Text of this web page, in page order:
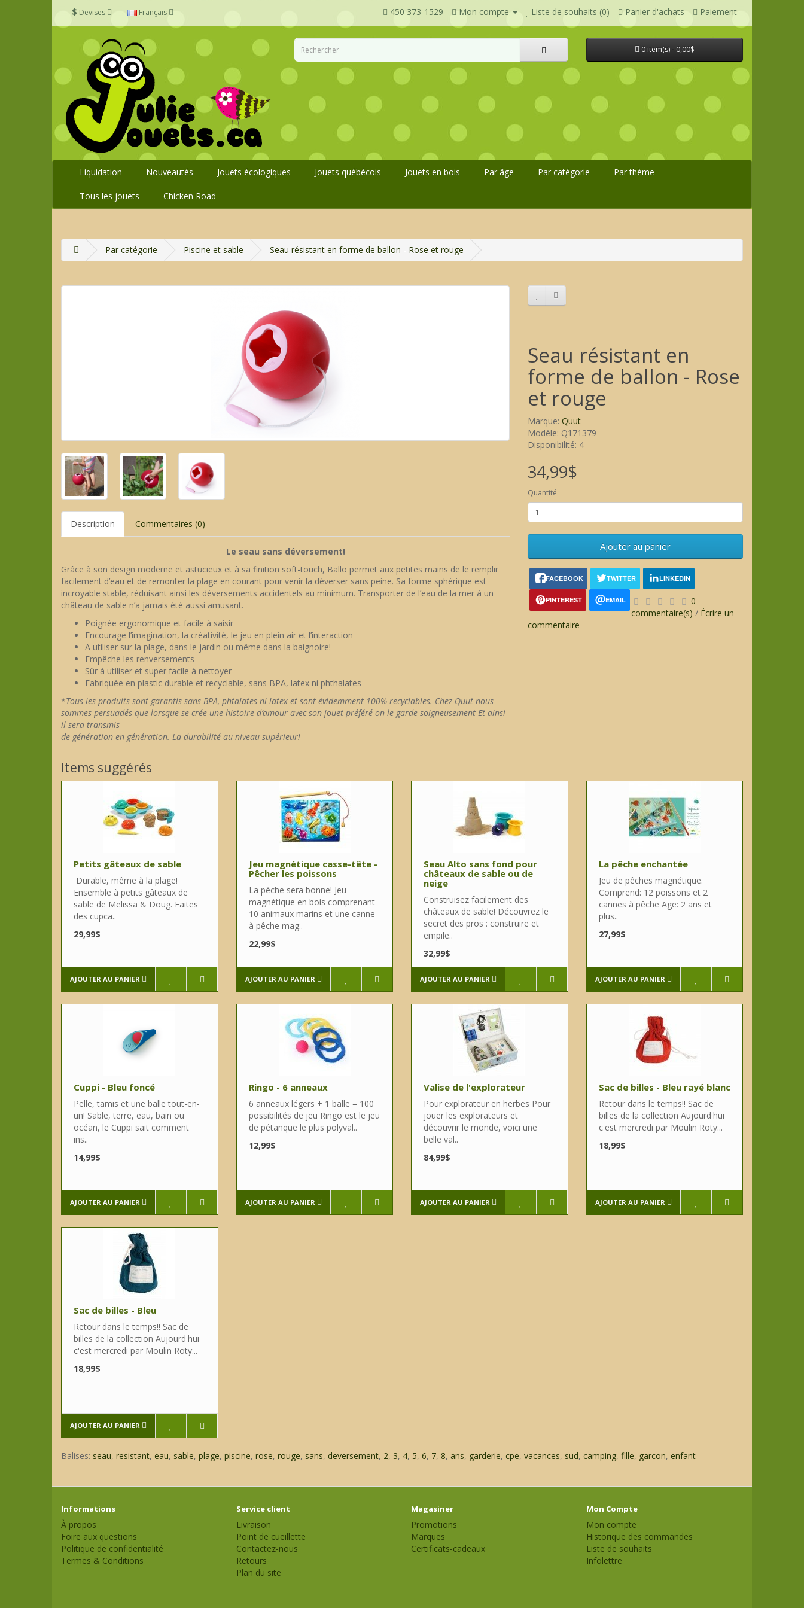
$ Devises Français 450 373-1529 Mon compte Liste de souhaits (0) Panier d'achats Paiement
0 item(s) - 0,00$
Liquidation Nouveautés Jouets écologiques Jouets québécois Jouets en bois Par âge Par catégorie Par thème
Tous les jouets Chicken Road
Par catégorie Piscine et sable Seau résistant en forme de ballon - Rose et rouge
Description Commentaires (0)
Le seau sans déversement!
Grâce à son design moderne et astucieux et à sa finition soft-touch, Ballo permet aux petites mains de le remplir
facilement d’eau et de remonter la plage en courant pour venir la déverser sans peine. Sa forme sphérique est
incroyable stable, réduisant ainsi les déversements accidentels au minimum. Transporter de l’eau de la mer à un
château de sable n’a jamais été aussi amusant.
Poignée ergonomique et facile à saisir
Encourage l’imagination, la créativité, le jeu en plein air et l’interaction
A utiliser sur la plage, dans le jardin ou même dans la baignoire!
Empêche les renversements
Sûr à utiliser et super facile à nettoyer
Fabriquée en plastic durable et recyclable, sans BPA, latex ni phthalates
*Tous les produits sont garantis sans BPA, phtalates ni latex et sont évidemment 100% recyclables. Chez Quut nous
sommes persuadés que lorsque se crée une histoire d’amour avec son jouet préféré on le garde soigneusement Et ainsi
il sera transmis
de génération en génération. La durabilité au niveau supérieur!
Seau résistant en
forme de ballon - Rose
et rouge
Marque: Quut
Modèle: Q171379
Disponibilité: 4
34,99$
Quantité
Ajouter au panier
FACEBOOK TWITTER LINKEDIN
PINTEREST EMAIL
0
commentaire(s) / Écrire un
commentaire
Items suggérés
Petits gâteaux de sable
Durable, même à la plage!
Ensemble à petits gâteaux de
sable de Melissa & Doug. Faites
des cupca..
29,99$
AJOUTER AU PANIER
Jeu magnétique casse-tête -
Pêcher les poissons
La pêche sera bonne! Jeu
magnétique en bois comprenant
10 animaux marins et une canne
à pêche mag..
22,99$
AJOUTER AU PANIER
Seau Alto sans fond pour
châteaux de sable ou de
neige
Construisez facilement des
châteaux de sable! Découvrez le
secret des pros : construire et
empile..
32,99$
AJOUTER AU PANIER
La pêche enchantée
Jeu de pêches magnétique.
Comprend: 12 poissons et 2
cannes à pêche Age: 2 ans et
plus..
27,99$
AJOUTER AU PANIER
Cuppi - Bleu foncé
Pelle, tamis et une balle tout-en-
un! Sable, terre, eau, bain ou
océan, le Cuppi sait comment
ins..
14,99$
AJOUTER AU PANIER
Ringo - 6 anneaux
6 anneaux légers + 1 balle = 100
possibilités de jeu Ringo est le jeu
de pétanque le plus polyval..
12,99$
AJOUTER AU PANIER
Valise de l'explorateur
Pour explorateur en herbes Pour
jouer les explorateurs et
découvrir le monde, voici une
belle val..
84,99$
AJOUTER AU PANIER
Sac de billes - Bleu rayé blanc
Retour dans le temps!! Sac de
billes de la collection Aujourd'hui
c'est mercredi par Moulin Roty:..
18,99$
AJOUTER AU PANIER
Sac de billes - Bleu
Retour dans le temps!! Sac de
billes de la collection Aujourd'hui
c'est mercredi par Moulin Roty:..
18,99$
AJOUTER AU PANIER
Balises: seau, resistant, eau, sable, plage, piscine, rose, rouge, sans, deversement, 2, 3, 4, 5, 6, 7, 8, ans, garderie, cpe, vacances, sud, camping, fille, garcon, enfant
Informations
À propos
Foire aux questions
Politique de confidentialité
Termes & Conditions
Service client
Livraison
Point de cueillette
Contactez-nous
Retours
Plan du site
Magasiner
Promotions
Marques
Certificats-cadeaux
Mon Compte
Mon compte
Historique des commandes
Liste de souhaits
Infolettre